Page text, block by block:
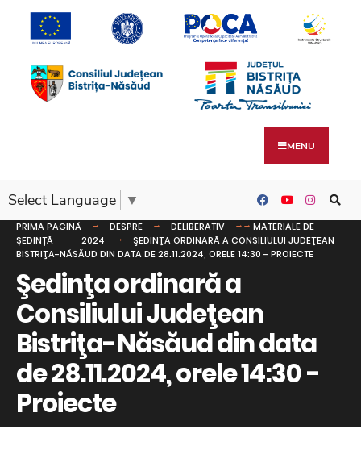
MENU
Select Language ▼
PRIMA PAGINĂ DESPRE DELIBERATIV
MATERIALE DE
ȘEDINȚĂ
2024
ŞEDINŢA ORDINARĂ A CONSILIULUI JUDEŢEAN
BISTRIŢA-NĂSĂUD DIN DATA DE 28.11.2024, ORELE 14:30 - PROIECTE
Şedinţa ordinară a
Consiliului Judeţean
Bistriţa-Năsăud din data
de 28.11.2024, orele 14:30 -
Proiecte